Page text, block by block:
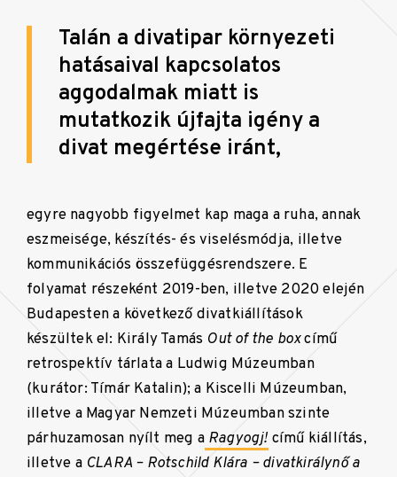
Talán a divatipar környezeti
hatásaival kapcsolatos
aggodalmak miatt is
mutatkozik újfajta igény a
divat megértése iránt,
egyre nagyobb figyelmet kap maga a ruha, annak
eszmeisége, készítés- és viselésmódja, illetve
kommunikációs összefüggésrendszere. E
folyamat részeként 2019-ben, illetve 2020 elején
Budapesten a következő divatkiállítások
készültek el: Király Tamás Out of the boxcímű
retrospektív tárlata a Ludwig Múzeumban
(kurátor: Tímár Katalin); a Kiscelli Múzeumban,
illetve a Magyar Nemzeti Múzeumban szinte
párhuzamosan nyílt meg a Ragyogj! című kiállítás,
illetve a CLARA – Rotschild Klára – divatkirálynő a